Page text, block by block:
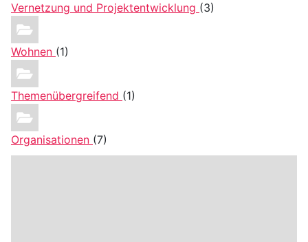
Vernetzung und Projektentwicklung (3)
Wohnen (1)
Themenübergreifend (1)
Organisationen (7)